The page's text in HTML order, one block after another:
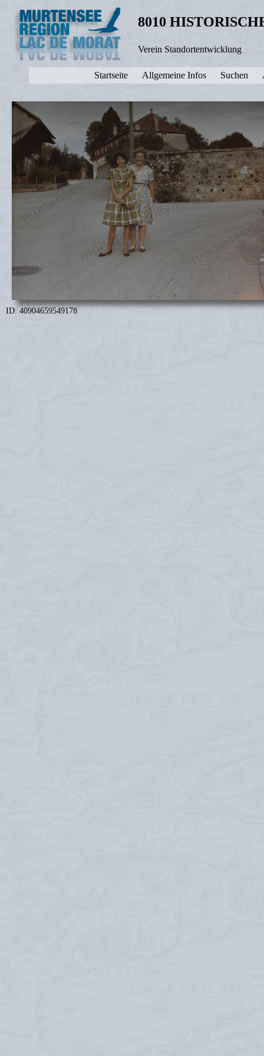
8010
Verein Standortentwicklung
Startseite Allgemeine Infos Suchen
ID: 40904659549178